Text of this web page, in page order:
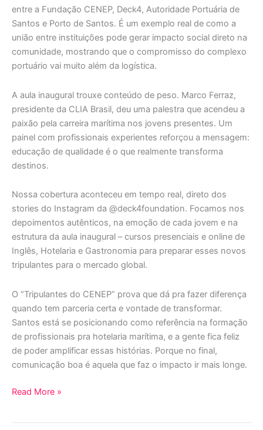
entre a Fundação CENEP, Deck4, Autoridade Portuária de
Santos e Porto de Santos. É um exemplo real de como a
união entre instituições pode gerar impacto social direto na
comunidade, mostrando que o compromisso do complexo
portuário vai muito além da logística.
A aula inaugural trouxe conteúdo de peso. Marco Ferraz,
presidente da CLIA Brasil, deu uma palestra que acendeu a
paixão pela carreira marítima nos jovens presentes. Um
painel com profissionais experientes reforçou a mensagem:
educação de qualidade é o que realmente transforma
destinos.
Nossa cobertura aconteceu em tempo real, direto dos
stories do Instagram da @deck4foundation. Focamos nos
depoimentos autênticos, na emoção de cada jovem e na
estrutura da aula inaugural – cursos presenciais e online de
Inglês, Hotelaria e Gastronomia para preparar esses novos
tripulantes para o mercado global.
O “Tripulantes do CENEP” prova que dá pra fazer diferença
quando tem parceria certa e vontade de transformar.
Santos está se posicionando como referência na formação
de profissionais pra hotelaria marítima, e a gente fica feliz
de poder amplificar essas histórias. Porque no final,
comunicação boa é aquela que faz o impacto ir mais longe.
Read More »